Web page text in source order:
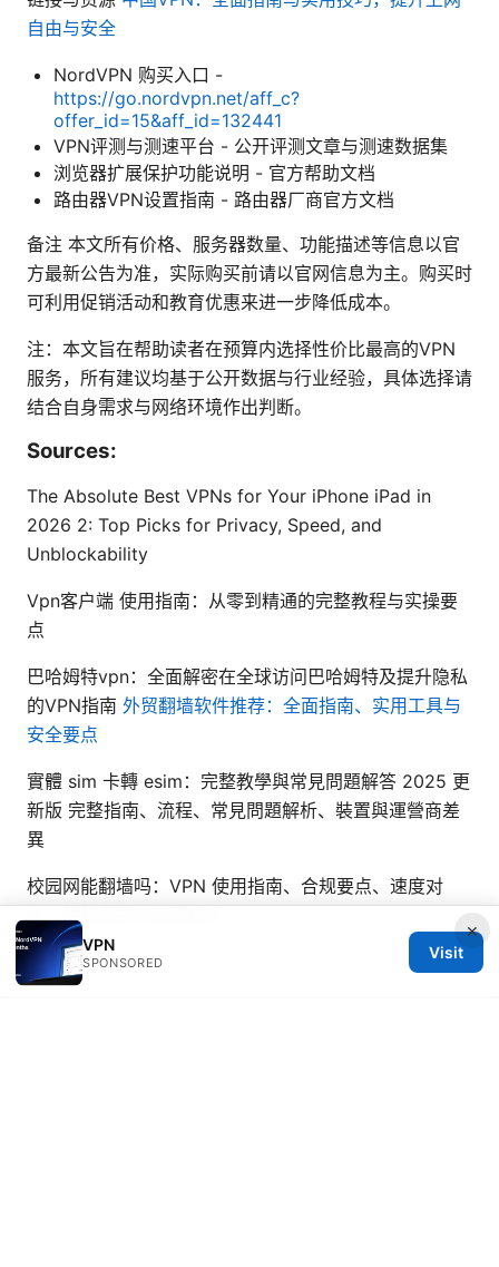
自由与安全
NordVPN 购买入口 -
https://go.nordvpn.net/aff_c?
offer_id=15&aff_id=132441
VPN评测与测速平台 - 公开评测文章与测速数据集
浏览器扩展保护功能说明 - 官方帮助文档
路由器VPN设置指南 - 路由器厂商官方文档
备注 本文所有价格、服务器数量、功能描述等信息以官
方最新公告为准，实际购买前请以官网信息为主。购买时
可利用促销活动和教育优惠来进一步降低成本。
注：本文旨在帮助读者在预算内选择性价比最高的VPN
服务，所有建议均基于公开数据与行业经验，具体选择请
结合自身需求与网络环境作出判断。
Sources:
The Absolute Best VPNs for Your iPhone iPad in
2026 2: Top Picks for Privacy, Speed, and
Unblockability
Vpn客户端 使用指南：从零到精通的完整教程与实操要
点
巴哈姆特vpn：全面解密在全球访问巴哈姆特及提升隐私
的VPN指南 外贸翻墙软件推荐：全面指南、实用工具与
安全要点
實體 sim 卡轉 esim：完整教學與常見問題解答 2025 更
新版 完整指南、流程、常見問題解析、裝置與運營商差
異
校园网能翻墙吗：VPN 使用指南、合规要点、速度对
比、隐私保护与实用技巧
×
VPN
SPONSORED
Visit